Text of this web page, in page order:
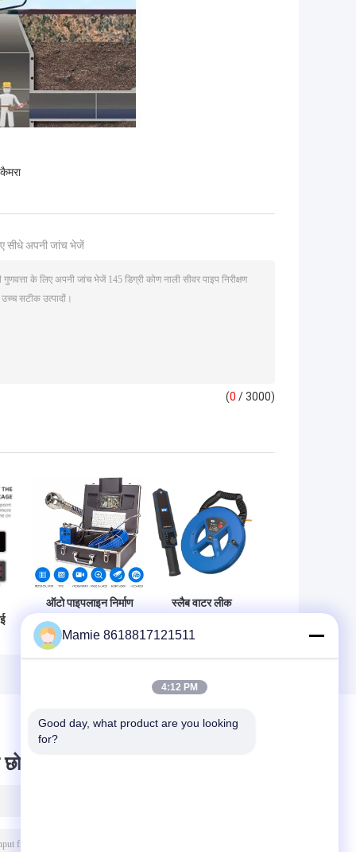
सीधे अपनी जांच भेजें
(0 / 3000)
ऑटो पाइपलाइन निर्माण
सीवर निरीक्षण कैमरा
सिस्टम 20m 1080P
स्लैब वाटर लीक
पाइप ब्लॉकेज डिटेक्टर
दो
Mamie 8618817121511
4:12 PM
Good day, what product are you looking
for?